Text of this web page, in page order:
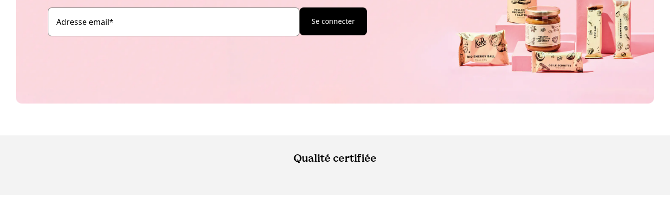
Adresse email* Se connecter
Qualité certifiée